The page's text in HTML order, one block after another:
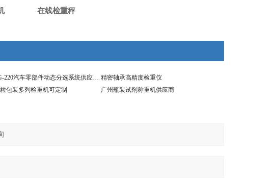
在线检重秤
SG-220汽车零部件动态分选系统供应商自动检测称 精密轴承高精度检重仪
包装多列检重机可定制
广州瓶装试剂称重机供应商